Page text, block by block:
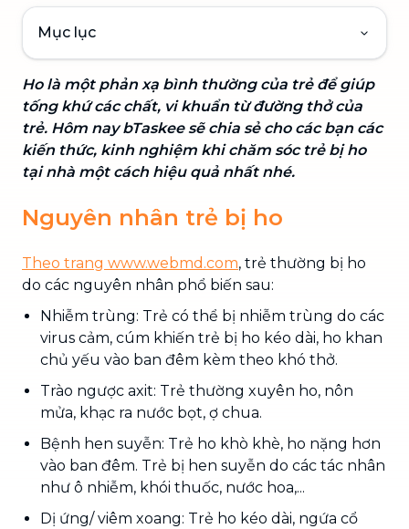
Mục lục
Ho là một phản xạ bình thường của trẻ để giúp
tống khứ các chất, vi khuẩn từ đường thở của
trẻ. Hôm nay bTaskee sẽ chia sẻ cho các bạn các
kiến thức, kinh nghiệm khi chăm sóc trẻ bị ho
tại nhà một cách hiệu quả nhất nhé.
Nguyên nhân trẻ bị ho
Theo trang www.webmd.com, trẻ thường bị ho
do các nguyên nhân phổ biến sau:
Nhiễm trùng: Trẻ có thể bị nhiễm trùng do các
virus cảm, cúm khiến trẻ bị ho kéo dài, ho khan
chủ yếu vào ban đêm kèm theo khó thở.
Trào ngược axit: Trẻ thường xuyên ho, nôn
mửa, khạc ra nước bọt, ợ chua.
Bệnh hen suyễn: Trẻ ho khò khè, ho nặng hơn
vào ban đêm. Trẻ bị hen suyễn do các tác nhân
như ô nhiễm, khói thuốc, nước hoa,...
Dị ứng/ viêm xoang: Trẻ ho kéo dài, ngứa cổ